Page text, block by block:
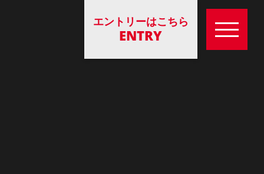
エントリーはこちら
ENTRY